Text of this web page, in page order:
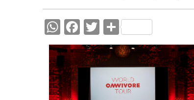
W
h
at
s
A
F
ac
e
b
T
w
itt
er
C
o
m
p
ar